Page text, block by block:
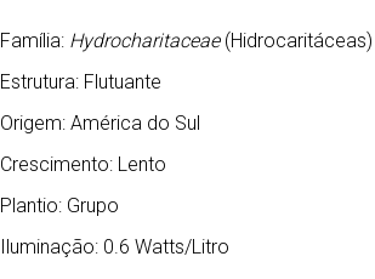
Família: Hydrocharitaceae (Hidrocaritáceas)
Estrutura: Flutuante
Origem: América do Sul
Crescimento: Lento
Plantio: Grupo
Iluminação: 0.6 Watts/Litro